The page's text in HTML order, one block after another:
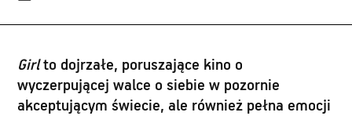
Girlto dojrzałe, poruszające kino o
wyczerpującej walce o siebie w pozornie
akceptującym świecie, ale również pełna emocji